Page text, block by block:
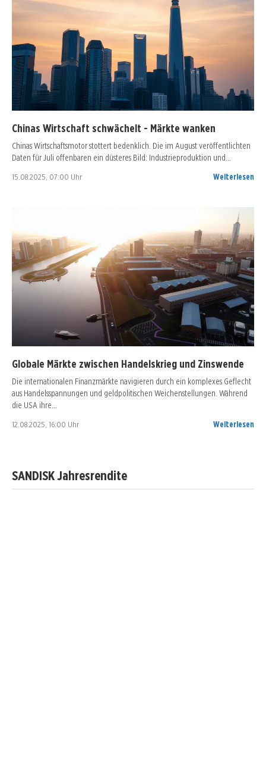
Chinas Wirtschaft schwächelt - Märkte wanken
Chinas Wirtschaftsmotor stottert bedenklich. Die im August veröffentlichten
Daten für Juli offenbaren ein düsteres Bild: Industrieproduktion und…
15.08.2025, 07:00 Uhr Weiterlesen
Globale Märkte zwischen Handelskrieg und Zinswende
Die internationalen Finanzmärkte navigieren durch ein komplexes Geflecht
aus Handelsspannungen und geldpolitischen Weichenstellungen. Während
die USA ihre…
12.08.2025, 16:00 Uhr Weiterlesen
SANDISK Jahresrendite